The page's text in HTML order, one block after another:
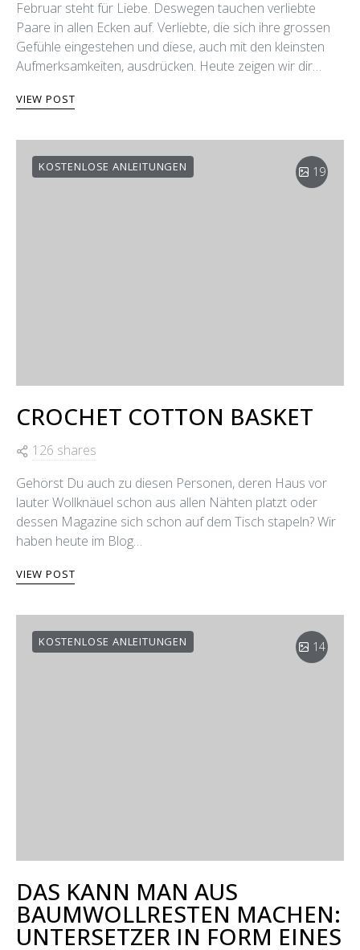
Februar steht für Liebe. Deswegen tauchen verliebte
Paare in allen Ecken auf. Verliebte, die sich ihre grossen
Gefühle eingestehen und diese, auch mit den kleinsten
Aufmerksamkeiten, ausdrücken. Heute zeigen wir dir…
VIEW POST
KOSTENLOSE ANLEITUNGEN 19
CROCHET COTTON BASKET
126 shares
Gehörst Du auch zu diesen Personen, deren Haus vor
lauter Wollknäuel schon aus allen Nähten platzt oder
dessen Magazine sich schon auf dem Tisch stapeln? Wir
haben heute im Blog…
VIEW POST
KOSTENLOSE ANLEITUNGEN 14
DAS KANN MAN AUS
BAUMWOLLRESTEN MACHEN:
UNTERSETZER IN FORM EINES